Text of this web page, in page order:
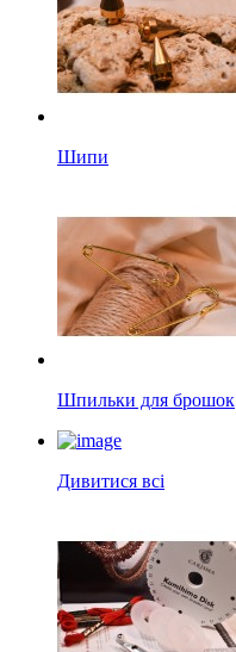
Шипи
Шпильки для брошок
Дивитися всі